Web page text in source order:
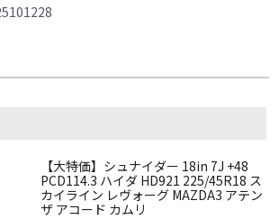
【大特価】シュナイダー 18in 7J +48
PCD114.3 ハイダ HD921 225/45R18 ス
カイライン レヴォーグ MAZDA3 アテン
ザ アコード カムリ